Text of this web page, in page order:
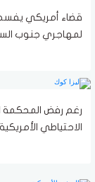
قضاء أمريكي يفسح
لمهاجري جنوب
رغم رفض المحكمة
الاحتياطي الأمريكية